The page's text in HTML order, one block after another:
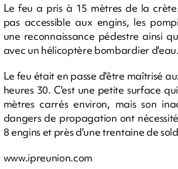
Le feu a pris à 15 mètres de la
pas accessible aux engins, les
une reconnaissance pédestre ainsi
avec un hélicoptère bombardier d'eau.
Le feu était en passe d'être maîtrisé
heures 30. C'est une petite surface
mètres carrés environ, mais son
dangers de propagation ont
8 engins et près d'une trentaine de
www.ipreunion.com